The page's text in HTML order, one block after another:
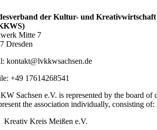
der Kultur- und Kreativwirtschaft
Mitte 7
Dresden
kontakt@lvkkwsachsen.de
+49 17614268541
Sachsen e.V. is represented by the board of
the association individually, consisting of:
Kreativ Kreis Meißen e.V.